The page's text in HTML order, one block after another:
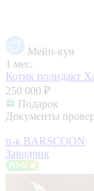
Мейн-кун
1 мес.
Котик полидакт
250 000 ₽
Подарок
Документы
п-к BARSCOON
Заводчик